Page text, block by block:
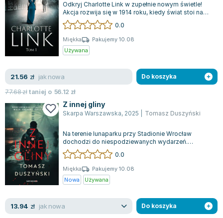
Odkryj Charlotte Link w zupełnie nowym świetle!
Akcja rozwija się w 1914 roku, kiedy świat stoi na
krawędzi wielkiej wojny, a Niem...
0.0
Miękka
Pakujemy 10.08
Używana
21.56 zł jak nowa
77.68złtaniej o 56.12 zł
Do koszyka
Z innej gliny
Skarpa Warszawska, 2025 Tomasz Duszyński
Na terenie lunaparku przy Stadionie Wrocław
dochodzi do niespodziewanych wydarzeń.
Policyjny analityk Staszek Kęsik planuje spotka...
0.0
Miękka
Pakujemy 10.08
Nowa
Używana
13.94 zł jak nowa Do koszyka